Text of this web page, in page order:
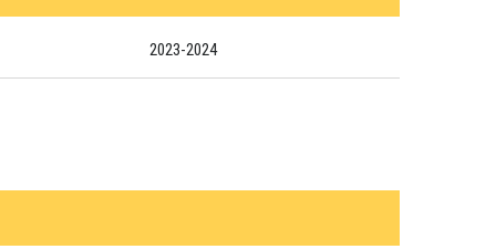
2023-2024